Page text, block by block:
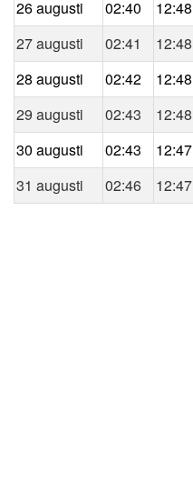
26 augusti 02:40 12:48
27 augusti
02:41 12:48
28 augusti
02:42 12:48
29 augusti
02:43 12:48
30 augusti
02:43 12:47
31 augusti
02:46 12:47